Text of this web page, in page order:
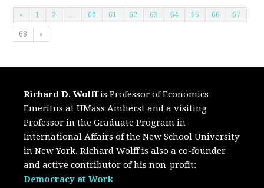
« 1 2 60 61 62 63 64 65 66 67
68 »
Richard D. Wolffis Professor of Economics
Emeritus at UMass Amherst and a visiting
Professor in the Graduate Program in
International Affairs of the New School University
in New York. Richard Wolff is also a co-founder
and active contributor of his non-profit:
Democracy at Work